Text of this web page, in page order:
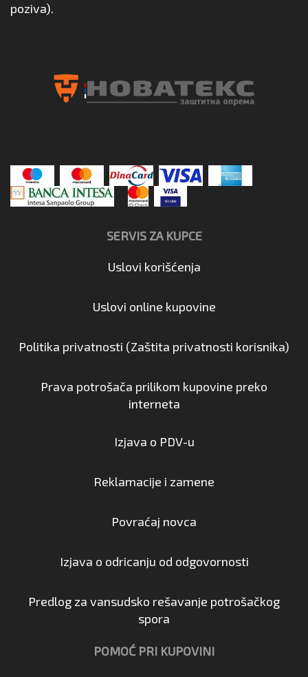
poziva).
SERVIS ZA KUPCE
Uslovi korišćenja
Uslovi online kupovine
Politika privatnosti (Zaštita privatnosti korisnika)
Prava potrošača prilikom kupovine preko
interneta
Izjava o PDV-u
Reklamacije i zamene
Povraćaj novca
Izjava o odricanju od odgovornosti
Predlog za vansudsko rešavanje potrošačkog
spora
POMOĆ PRI KUPOVINI